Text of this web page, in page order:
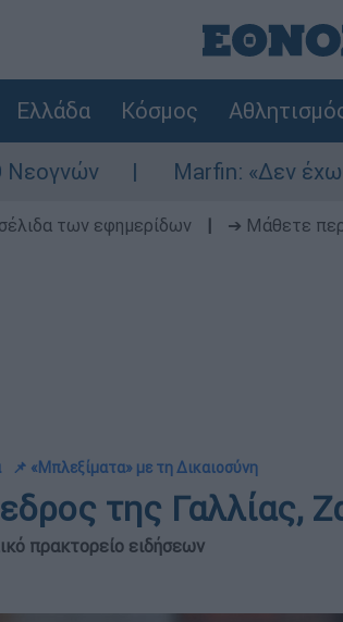
Ελλάδα Κόσμος
Marfin: «Δεν έχω καμία
των εφημερίδων ➔ Μάθετε
📌 «Μπλεξίματα» με τη Δικαιοσύνη
της Γαλλίας,
πρακτορείο ειδήσεων